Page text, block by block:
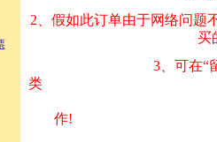
2、假如此订单由
买的邮品的“
3、可在“
类 方式告之
作!